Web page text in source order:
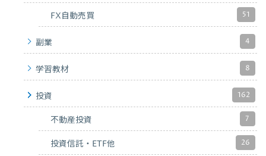
FX自動売買 51
副業 4
学習教材 8
投資 162
不動産投資 7
投資信託・ETF他 26